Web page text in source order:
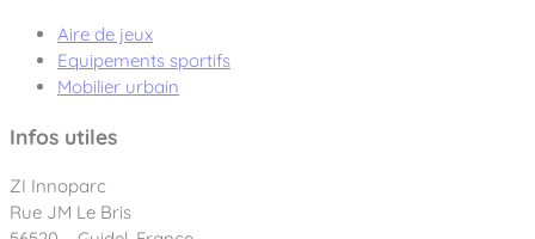
Aire de jeux
Equipements sportifs
Mobilier urbain
Infos utiles
ZI Innoparc
Rue JM Le Bris